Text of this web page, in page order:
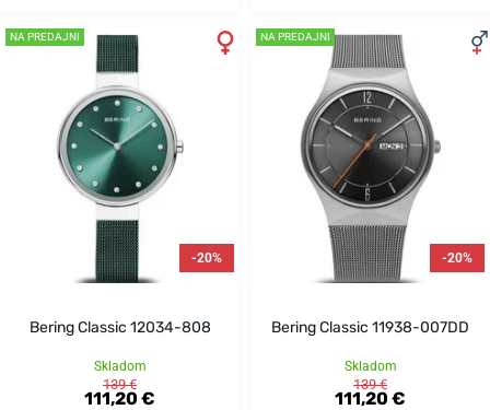
NA PREDAJNI
-20%
Bering Classic 12034-808
Skladom
139 €
111,20 €
NA PREDAJNI
-20%
Bering Classic 11938-007DD
Skladom
139 €
111,20 €